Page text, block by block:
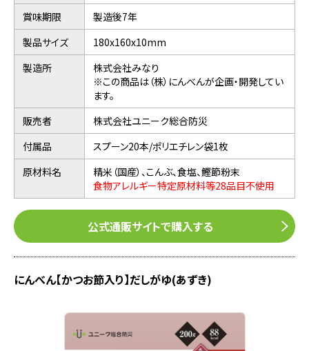
賞味期限
製造後7年
製品サイズ
180x160x10mm
製造所
株式会社みなり
※この商品は（株）にんべんが企画・開発してい
ます。
販売者
株式会社ユニーク総合防災
付属品
スプーン20本/ポリエチレン袋1枚
原材料名
精米（国産）、こんぶ、食塩、鰹節粉末
食物アレルギー特定原材料等28品目不使用
公式通販サイトで購入する
にんべん【かつお節入り】だしがゆ(あずき)